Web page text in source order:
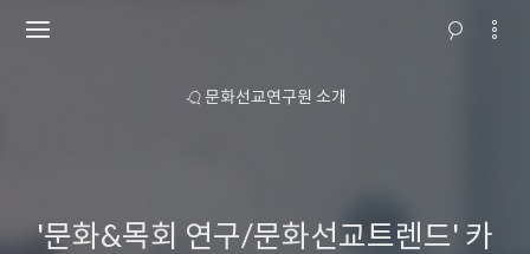
문화선교연구원 소개
'문화&목회 연구/문화선교트렌드' 카